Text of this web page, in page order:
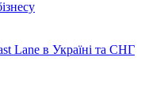
Lane в Україні та СНГ